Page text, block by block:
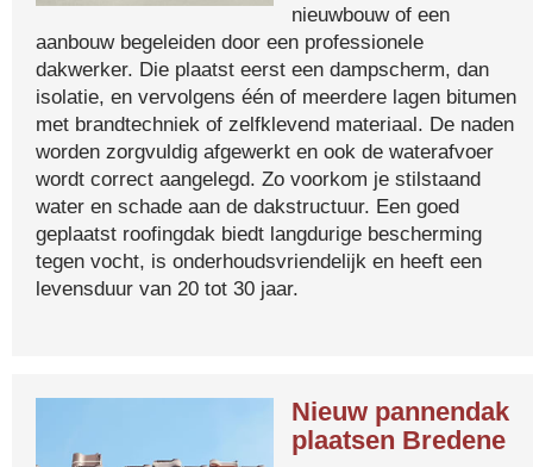
nieuwbouw of een
aanbouw begeleiden door een professionele
dakwerker. Die plaatst eerst een dampscherm, dan
isolatie, en vervolgens één of meerdere lagen bitumen
met brandtechniek of zelfklevend materiaal. De naden
worden zorgvuldig afgewerkt en ook de waterafvoer
wordt correct aangelegd. Zo voorkom je stilstaand
water en schade aan de dakstructuur. Een goed
geplaatst roofingdak biedt langdurige bescherming
tegen vocht, is onderhoudsvriendelijk en heeft een
levensduur van 20 tot 30 jaar.
Nieuw pannendak
plaatsen Bredene